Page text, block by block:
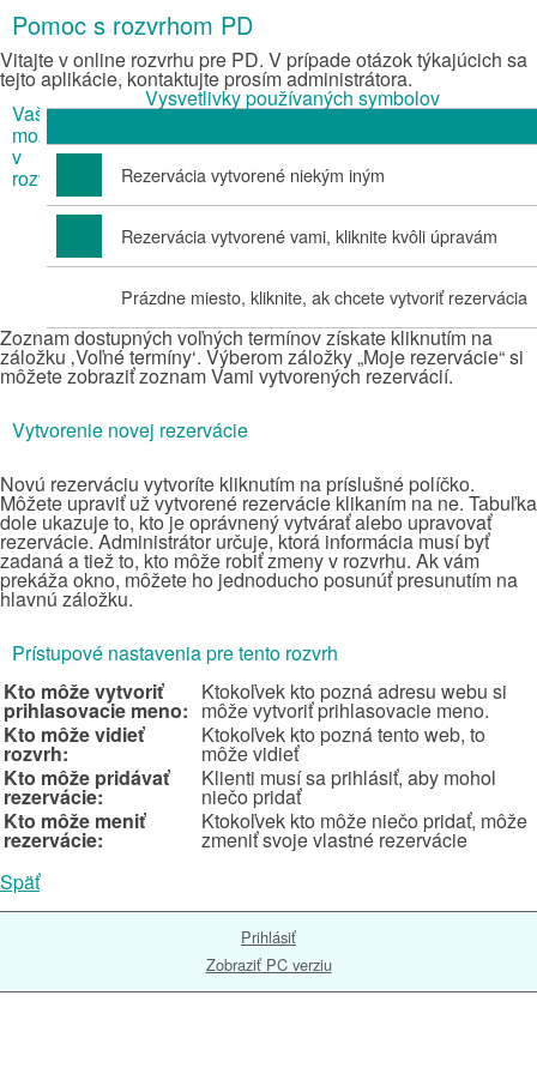
Pomoc s rozvrhom PD
Vitajte v online rozvrhu pre PD. V prípade otázok týkajúcich sa
tejto aplikácie, kontaktujte prosím administrátora.
Vysvetlivky používaných symbolov
Rezervácia vytvorené niekým iným
Rezervácia vytvorené vami, kliknite kvôli úpravám
Prázdne miesto, kliknite, ak chcete vytvoriť rezervácia
Vaše
možnosti
v
rozvrhu
Zoznam dostupných voľných termínov získate kliknutím na
záložku ‚Voľné termíny‘. Výberom záložky „Moje rezervácie“ si
môžete zobraziť zoznam Vami vytvorených rezervácií.
Vytvorenie novej rezervácie
Novú rezerváciu vytvoríte kliknutím na príslušné políčko.
Môžete upraviť už vytvorené rezervácie klikaním na ne. Tabuľka
dole ukazuje to, kto je oprávnený vytvárať alebo upravovať
rezervácie. Administrátor určuje, ktorá informácia musí byť
zadaná a tiež to, kto môže robiť zmeny v rozvrhu. Ak vám
prekáža okno, môžete ho jednoducho posunúť presunutím na
hlavnú záložku.
Prístupové nastavenia pre tento rozvrh
Kto môže vytvoriť
prihlasovacie meno:
Ktokoľvek kto pozná adresu webu si
môže vytvoriť prihlasovacie meno.
Kto môže vidieť
rozvrh:
Ktokoľvek kto pozná tento web, to
môže vidieť
Kto môže pridávať
rezervácie:
Klienti musí sa prihlásiť, aby mohol
niečo pridať
Kto môže meniť
rezervácie:
Ktokoľvek kto môže niečo pridať, môže
zmeniť svoje vlastné rezervácie
Späť
Prihlásiť
Zobraziť PC verziu